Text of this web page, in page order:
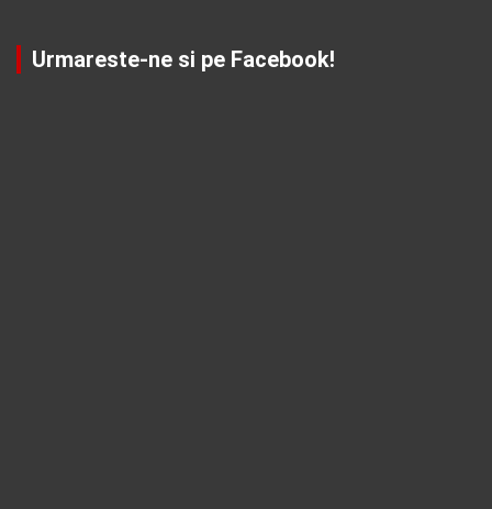
Urmareste-ne si pe Facebook!